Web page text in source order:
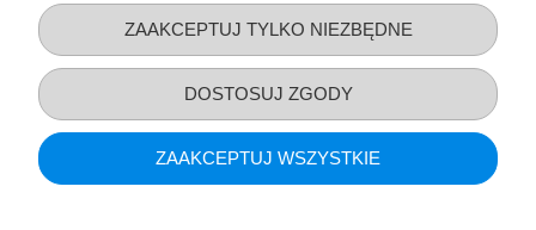
Informacje o sklepie
ZAAKCEPTUJ TYLKO NIEZBĘDNE
DOSTOSUJ ZGODY
ZAAKCEPTUJ WSZYSTKIE